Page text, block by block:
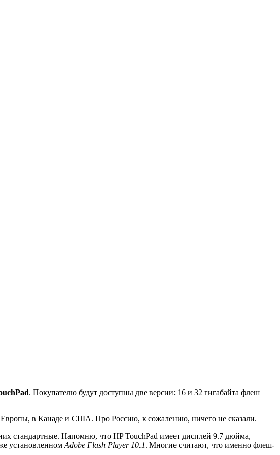
. Покупателю будут доступны две версии: 16 и 32 гигабайта флеш
Европы, в Канаде и США. Про Россию, к сожалению, ничего не сказали.
стандартные. Напомню, что HP TouchPad имеет дисплей 9.7 дюйма,
установленном Adobe Flash Player 10.1. Многие считают, что именно флеш-